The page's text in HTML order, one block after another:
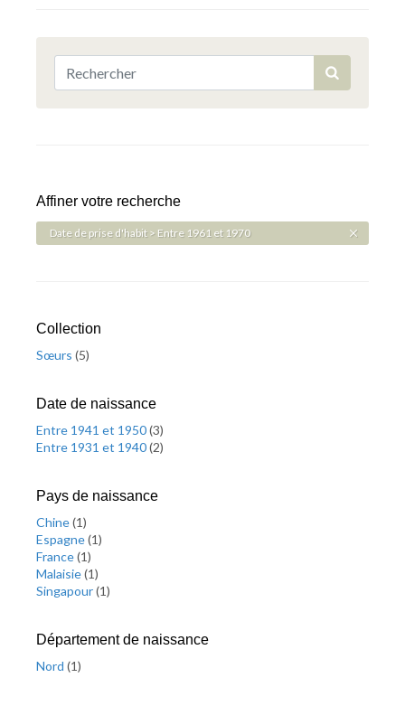
Affiner votre recherche
Date de prise d'habit > Entre 1961 et 1970
Collection
Sœurs (5)
Date de naissance
Entre 1941 et 1950(3)
Entre 1931 et 1940(2)
Pays de naissance
Chine(1)
Espagne(1)
France(1)
Malaisie(1)
Singapour(1)
Département de naissance
Nord (1)